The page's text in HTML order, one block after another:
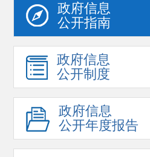
政府信息
公开指南
政府信息
公开制度
政府信息
公开年度报告